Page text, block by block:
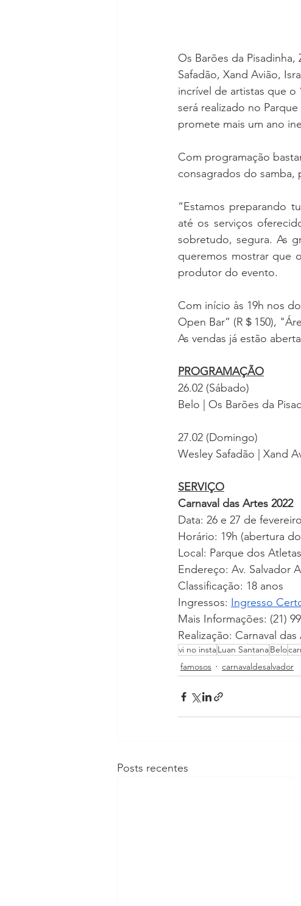
Os Barões da
Safadão, Xand Avião,
incrível de artistas que o
será realizado no
promete mais um ano
Com programação
consagrados do
“Estamos preparando
até os serviços
sobretudo, segura. As
queremos mostrar que
produtor do evento.
Com início às 19h nos
Open Bar” (R＄150),
As vendas já estão
PROGRAMAÇÃO
26.02 (Sábado)
Belo | Os Barões da
27.02 (Domingo)
Wesley Safadão | Xand
SERVIÇO
Carnaval das Artes 2022
Data: 26 e 27 de
Horário: 19h (abertura
Local: Parque dos Atletas
Endereço: Av. Salvador
Classificação: 18 anos
Ingressos: Ingresso
Mais Informações: (21)
Realização: Carnaval das
vi no instaLuan SantanaBelo
famosos
carnavaldesalvador
Posts recentes